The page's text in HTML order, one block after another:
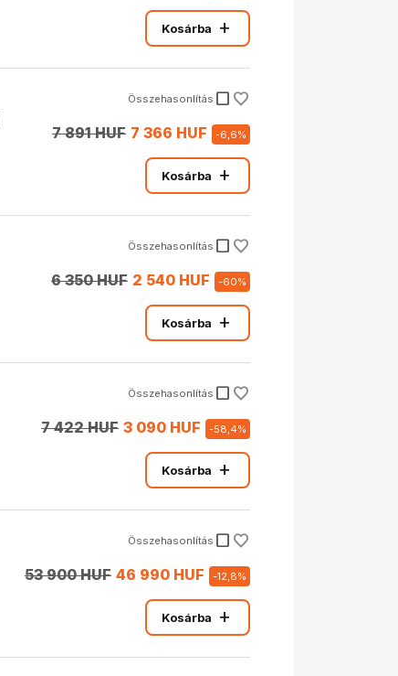
Kosárba add
Összehasonlítás check_box_outline_blank
7 891 HUF 7 366 HUF -6,6%
Kosárba add
Összehasonlítás check_box_outline_blank
6 350 HUF 2 540 HUF -60%
Kosárba add
Összehasonlítás check_box_outline_blank
7 422 HUF 3 090 HUF -58,4%
Kosárba add
Összehasonlítás check_box_outline_blank
53 900 HUF 46 990 HUF -12,8%
Kosárba add